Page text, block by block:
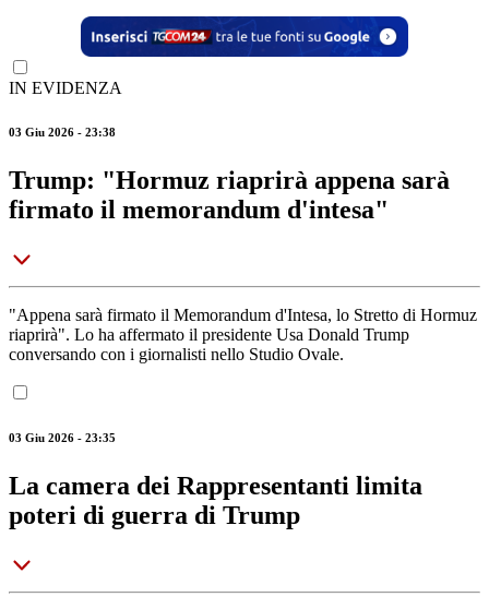
IN EVIDENZA
03 Giu 2026 - 23:38
Trump: "Hormuz riaprirà appena sarà
firmato il memorandum d'intesa"
"Appena sarà firmato il Memorandum d'Intesa, lo Stretto di Hormuz
riaprirà". Lo ha affermato il presidente Usa Donald Trump
conversando con i giornalisti nello Studio Ovale.
03 Giu 2026 - 23:35
La camera dei Rappresentanti limita
poteri di guerra di Trump